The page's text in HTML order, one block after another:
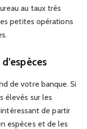
au taux très
petites opérations
de votre banque. Si
élevés sur les
de partir
espèces et de les